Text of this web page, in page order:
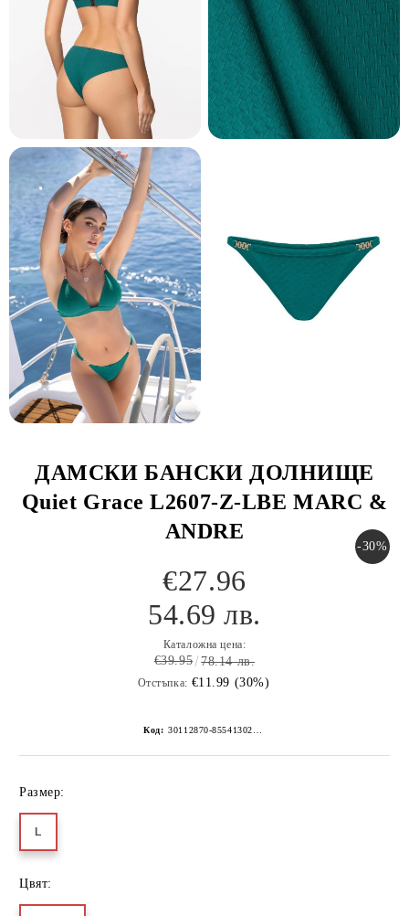
ДАМСКИ БАНСКИ ДОЛНИЩЕ
Quiet Grace L2607-Z-LBE MARC &
ANDRE
-30%
€27.96
54.69 лв.
Каталожна цена:
€39.95 78.14 лв.
Отстъпка: €11.99 (30%)
Код: 30112870-8554130267152268773
Размер:
L
Цвят: